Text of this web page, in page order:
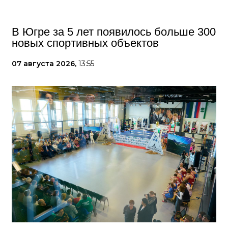
В Югре за 5 лет появилось больше 300
новых спортивных объектов
07 августа 2026, 13:55